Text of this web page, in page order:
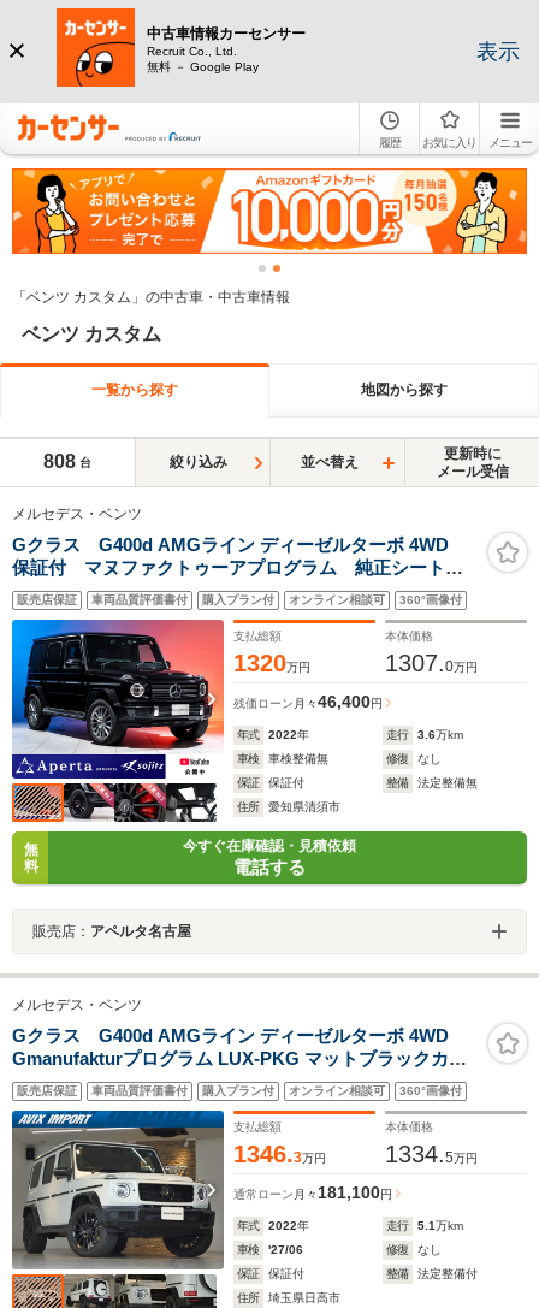
中古車情報カーセンサー
Recruit Co., Ltd.
無料 － Google Play
表示
履歴 お気に入り メニュー
「ベンツ カスタム」の中古車・中古車情報
ベンツ カスタム
一覧から探す 地図から探す
808 台 絞り込み 並べ替え
更新時に
メール受信
メルセデス・ベンツ
Gクラス G400d AMGライン ディーゼルターボ 4WD
保証付 マヌファクトゥーアプログラム 純正シートク
ーラー アップルカープレイ アダプティブクルーズコ
ントロール ブルメスターオーディオ 360カメラ レー
ダーセーフティPKG サンルーフ
販売店保証 車両品質評価書付 購入プラン付 オンライン相談可 360°画像付
支払総額
1320万円
本体価格
1307.0万円
残価ローン 月々46,400円
年式 2022年 走行 3.6万km
車検
車検整備無 修復
なし
保証
保証付 整備
法定整備無
住所
愛知県清須市
無
料
今すぐ在庫確認・見積依頼
電話する
販売店： アペルタ名古屋
メルセデス・ベンツ
Gクラス G400d AMGライン ディーゼルターボ 4WD
Gmanufakturプログラム LUX-PKG マットブラックカス
タム アダプティブダンピングS ガラスSR グレーナッパ革
RSP ベンチレーション 純正HDDナビ地デジ360°カメラ
ブルメスター AMG20AW 禁煙 1オーナー 正規D車
販売店保証 車両品質評価書付 購入プラン付 オンライン相談可 360°画像付
支払総額
1346.3万円
本体価格
1334.5万円
通常ローン 月々181,100円
年式 2022年 走行 5.1万km
車検
'27/06 修復
なし
保証
保証付 整備
法定整備付
住所
埼玉県日高市